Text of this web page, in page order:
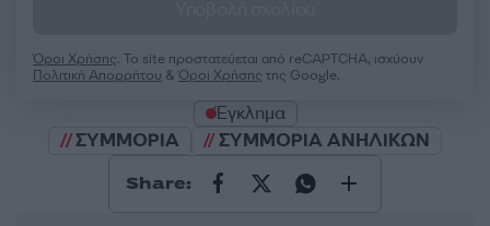
Όροι Χρήσης. Το site προστατεύεται από reCAPTCHA, ισχύουν
Πολιτική Απορρήτου &Όροι Χρήσης της Google.
Έγκλημα
ΣΥΜΜΟΡΙΑ
ΣΥΜΜΟΡΙΑ ΑΝΗΛΙΚΩΝ
Share: